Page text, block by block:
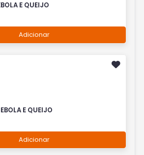
E QUEIJO
Adicionar
E QUEIJO
Adicionar